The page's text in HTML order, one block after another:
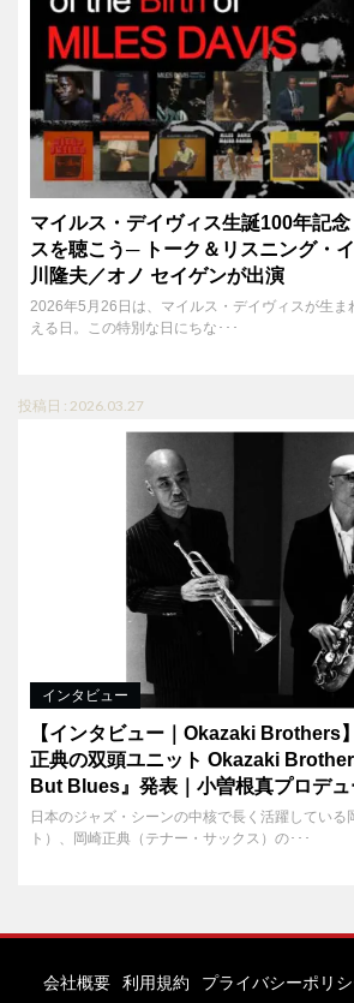
マイルス・デイヴィス生誕100年記
スを聴こう─ トーク＆リスニング・
川隆夫／オノ セイゲンが出演
2026年5月26日は、マイルス・デイヴィスが生ま
える日。この特別な日にちな･･･
投稿日 : 2026.03.27
インタビュー
【インタビュー｜Okazaki Brothers
正典の双頭ユニット Okazaki
But Blues』発表｜小曽根真プロデュ
日本のジャズ・シーンの中核で長く活躍している
ト）、岡崎正典（テナー・サックス）の･･･
会社概要 利用規約 プライバシーポリ